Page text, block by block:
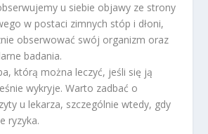
u siebie objawy ze strony
w postaci zimnych stóp i dłoni,
obserwować swój organizm oraz
badania.
którą można leczyć, jeśli się ją
wykryje. Warto zadbać o
u lekarza, szczególnie wtedy, gdy
ryzyka.